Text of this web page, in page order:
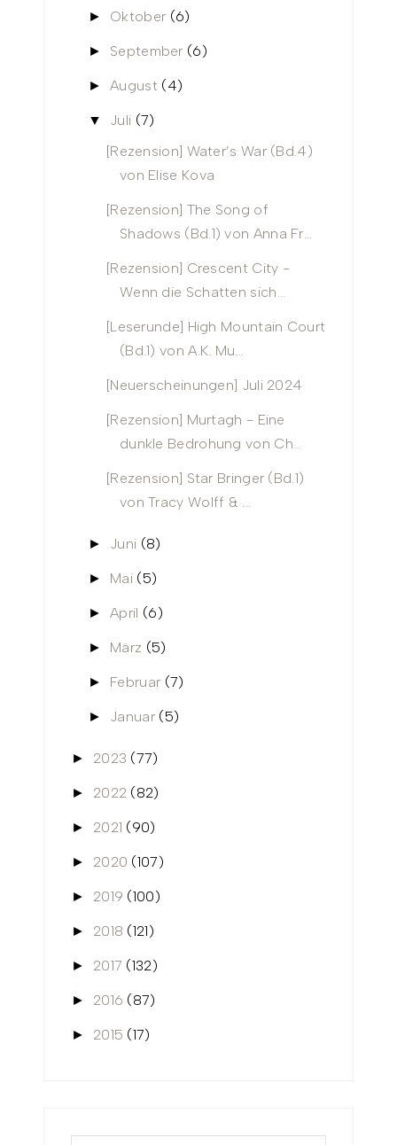
► Oktober (6)
► September (6)
►August (4)
▼ Juli (7)
[Rezension] Water’s War (Bd.4)
von Elise Kova
[Rezension] The Song of
Shadows (Bd.1) von Anna Fr...
[Rezension] Crescent City -
Wenn die Schatten sich...
[Leserunde] High Mountain Court
(Bd.1) von A.K. Mu...
[Neuerscheinungen] Juli 2024
[Rezension] Murtagh - Eine
dunkle Bedrohung von Ch...
[Rezension] Star Bringer (Bd.1)
von Tracy Wolff & ...
► Juni (8)
► Mai (5)
►April (6)
► März (5)
► Februar (7)
► Januar (5)
► 2023 (77)
► 2022 (82)
► 2021 (90)
► 2020 (107)
► 2019 (100)
► 2018 (121)
► 2017 (132)
► 2016 (87)
► 2015 (17)